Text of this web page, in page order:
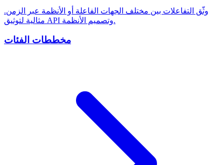
وثّق التفاعلات بين مختلف الجهات الفاعلة أو الأنظمة عبر الزمن.
مثالية لتوثيق API وتصميم الأنظمة.
مخططات الفئات